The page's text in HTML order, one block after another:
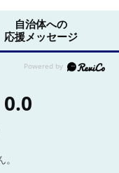
自治体への
応援メッセージ
0.0